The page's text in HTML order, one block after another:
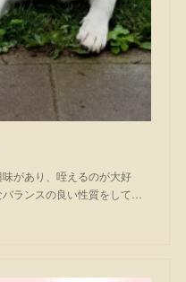
があり、咥えるのが大好
ランスの良い性質をして…